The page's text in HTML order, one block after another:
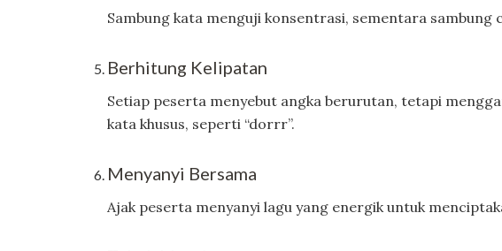
Sambung kata menguji konsentrasi, sementara
Berhitung Kelipatan
Setiap peserta menyebut angka berurutan, tetapi
kata khusus, seperti “dorrr”.
Menyanyi Bersama
Ajak peserta menyanyi lagu yang energik untuk